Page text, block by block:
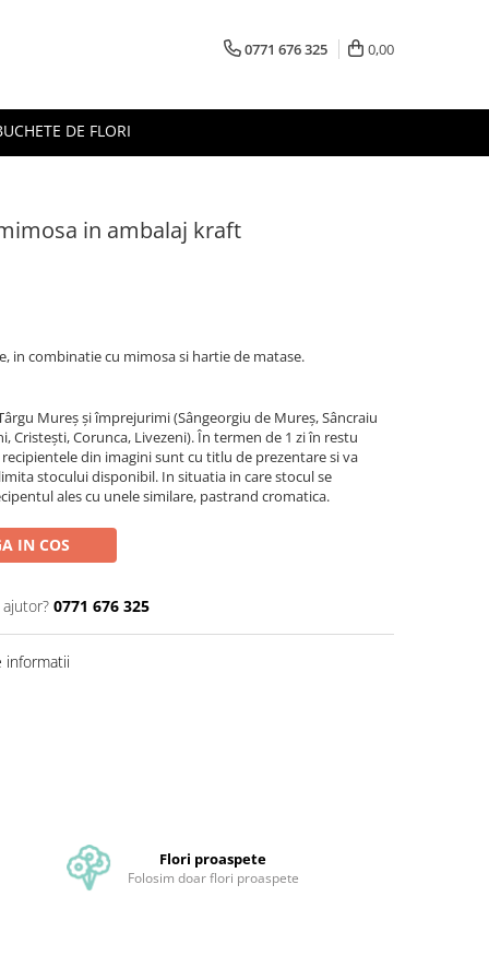
0771 676 325 0,00
DE FLORI
in ambalaj kraft
in combinatie cu mimosa si hartie de matase.
Mureș și împrejurimi (Sângeorgiu de Mureș, Sâncraiu
Cristești, Corunca, Livezeni). În termen de 1 zi în restu
din imagini sunt cu titlu de prezentare si va
stocului disponibil. In situatia in care stocul se
ales cu unele similare, pastrand cromatica.
IN COS
0771 676 325
informatii
Flori proaspete
Folosim doar flori proaspete